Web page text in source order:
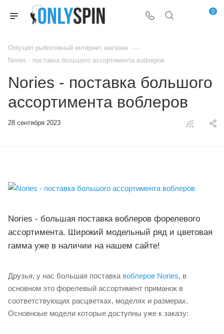
0
Onlyspin рыболовный интернет магазин —
Nories - поставка большого ассортимента воблеров
Nories - поставка большого
ассортимента воблеров
28 сентября 2023
Nories - большая поставка воблеров форелевого
ассортимента. Широкий модельный ряд и цветовая
гамма уже в наличии на нашем сайте!
Друзья, у нас большая поставка воблеров Nories, в
основном это форелевый ассортимент приманок в
соответствующих расцветках, моделях и размерах.
Основноые модели которые доступны уже к заказу: